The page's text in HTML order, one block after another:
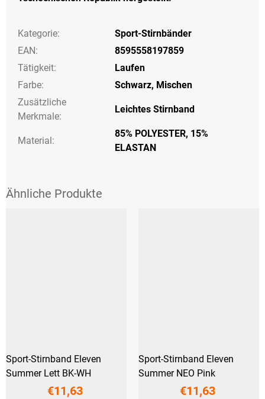
Kategorie:
Sport-Stirnbänder
EAN:
8595558197859
Tätigkeit:
Laufen
Farbe: Schwarz, Mischen
Zusätzliche
Merkmale:
Leichtes Stirnband
Material:
85% POLYESTER, 15%
ELASTAN
Sport-Stirnband Eleven
Summer Lett BK-WH
€11,63
Sport-Stirnband Eleven
Summer NEO Pink
€11,63